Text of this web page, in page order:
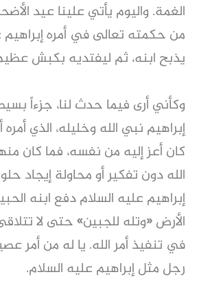
الغمة. واليوم يأتي علينا عيد
من حكمته تعالى في أمره إبراهيم
يذبح ابنه، ثم ليفتديه بكبش
وكأني أرى فيما حدث لنا، جزءاً
إبراهيم نبي الله وخليله، الذي
كان أعز إليه من نفسه، فما كان
الله دون تفكير أو محاولة إيجاد
إبراهيم عليه السلام دفع ابنه
الأرض «وتله للجبين» حتى لا
في تنفيذ أمر الله. يا له من أمر
رجل مثل إبراهيم عليه السلام.